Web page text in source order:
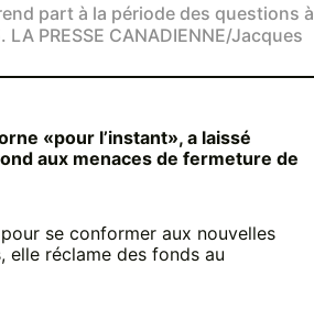
part à la période des questions à
PRESSE CANADIENNE/Jacques
«pour l’instant», a laissé
aux menaces de fermeture de
se conformer aux nouvelles
elle réclame des fonds au